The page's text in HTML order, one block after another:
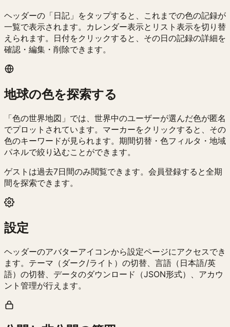
ヘッダーの「日記」をタップすると、これまでの色の記録が
一覧で表示されます。カレンダー表示とリスト表示を切り替
えられます。日付をクリックすると、その日の記録の詳細を
確認・編集・削除できます。
地球の色を探索する
「色の世界地図」では、世界中のユーザーが選んだ色が匿名
でプロットされています。マーカーをクリックすると、その
色のキーワードが見られます。期間切替・色フィルタ・地域
パネルで絞り込むことができます。
ゲストは過去7日間のみ閲覧できます。会員登録すると全期
間を探索できます。
設定
ヘッダーのアバターアイコンから設定ページにアクセスでき
ます。テーマ（ダーク/ライト）の切替、言語（日本語/英
語）の切替、データのダウンロード（JSON形式）、アカウ
ント管理が行えます。